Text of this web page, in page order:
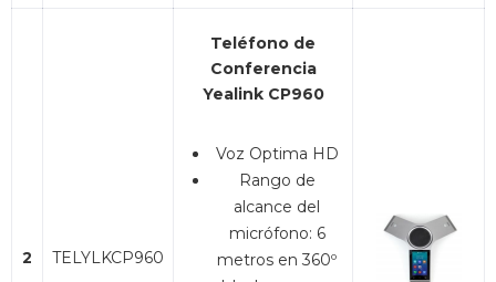
2 TELYLKCP960
Teléfono de
Conferencia
Yealink CP960
Voz Optima HD
Rango de
alcance del
micrófono: 6
metros en 360º